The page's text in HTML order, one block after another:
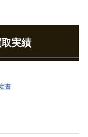
実績
書